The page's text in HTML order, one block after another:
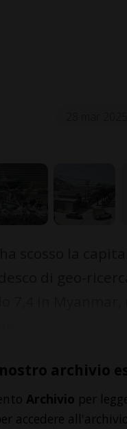
archivio
Archivio per
accedere